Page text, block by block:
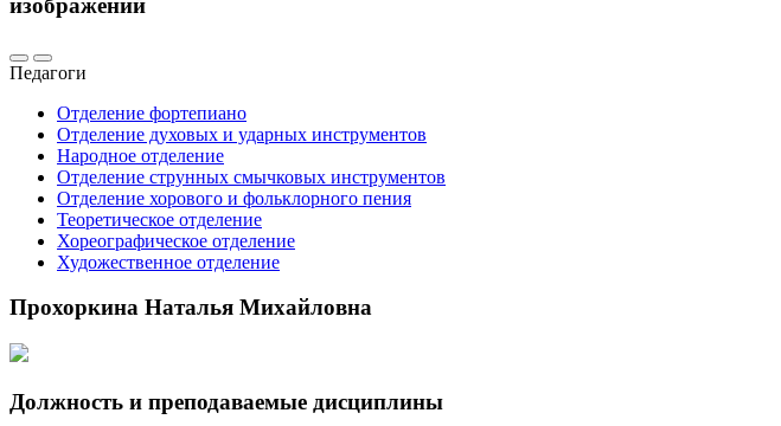
изображений
Педагоги
Отделение фортепиано
Отделение духовых и ударных инструментов
Народное отделение
Отделение струнных смычковых инструментов
Отделение хорового и фольклорного пения
Теоретическое отделение
Хореографическое отделение
Художественное отделение
Прохоркина Наталья Михайловна
Должность и преподаваемые дисциплины